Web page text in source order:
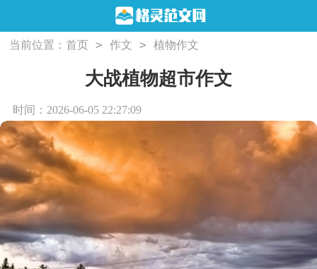
当前位置：首页 > 作文 > 植物作文
大战植物超市作文
时间：2026-06-05 22:27:09